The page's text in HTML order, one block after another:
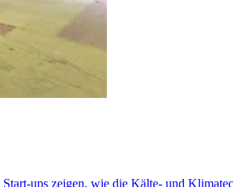
ups zeigen, wie die Kälte- und